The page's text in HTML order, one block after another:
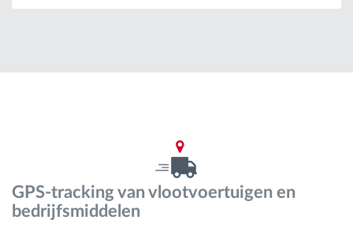
Automatische bestuurdersidentificatie
Hoe we de noden van elke vlootactiviteit
oplossen
GPS-tracking van vlootvoertuigen en
bedrijfsmiddelen